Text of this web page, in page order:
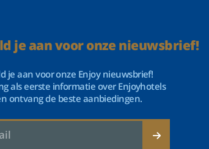
je aan voor onze nieuwsbrief!
je aan voor onze Enjoy nieuwsbrief!
als eerste informatie over Enjoyhotels
ontvang de beste aanbiedingen.